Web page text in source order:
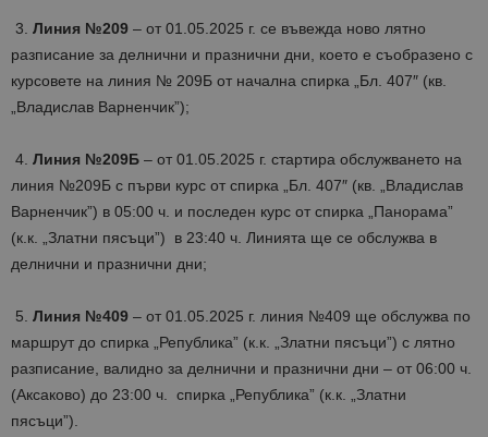
3. Линия №209 – от 01.05.2025 г. се въвежда ново лятно
разписание за делнични и празнични дни, което е съобразено с
курсовете на линия № 209Б от начална спирка „Бл. 407″ (кв.
„Владислав Варненчик”);
4. Линия №209Б – от 01.05.2025 г. стартира обслужването на
линия №209Б с първи курс от спирка „Бл. 407″ (кв. „Владислав
Варненчик”) в 05:00 ч. и последен курс от спирка „Панорама”
(к.к. „Златни пясъци”) в 23:40 ч. Линията ще се обслужва в
делнични и празнични дни;
5. Линия №409 – от 01.05.2025 г. линия №409 ще обслужва по
маршрут до спирка „Република” (к.к. „Златни пясъци”) с лятно
разписание, валидно за делнични и празнични дни – от 06:00 ч.
(Аксаково) до 23:00 ч. спирка „Република” (к.к. „Златни
пясъци”).